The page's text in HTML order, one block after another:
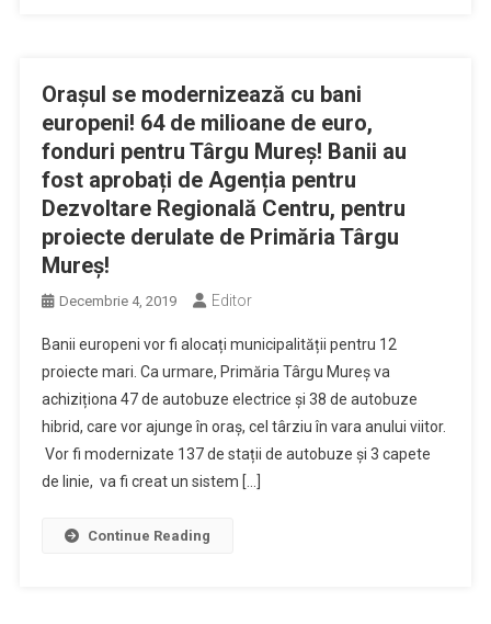
Orașul se modernizează cu bani
europeni! 64 de milioane de euro,
fonduri pentru Târgu Mureș! Banii au
fost aprobați de Agenția pentru
Dezvoltare Regională Centru, pentru
proiecte derulate de Primăria Târgu
Mureș!
Decembrie 4, 2019 Editor
Banii europeni vor fi alocați municipalității pentru 12
proiecte mari. Ca urmare, Primăria Târgu Mureș va
achiziționa 47 de autobuze electrice și 38 de autobuze
hibrid, care vor ajunge în oraș, cel târziu în vara anului viitor.
Vor fi modernizate 137 de stații de autobuze și 3 capete
de linie, va fi creat un sistem […]
Continue Reading